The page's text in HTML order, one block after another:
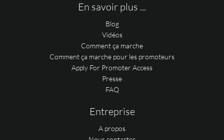
En savoir plus ...
Blog
Vidéos
Comment ça marche
Comment ça marche pour les promoteurs
Apply For Promoter Access
Presse
FAQ
Entreprise
A propos